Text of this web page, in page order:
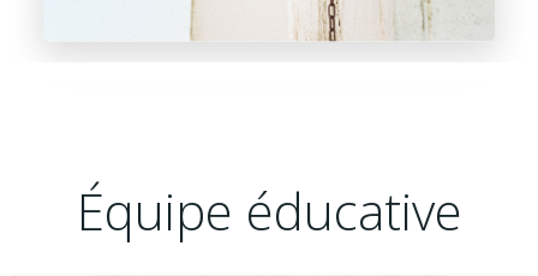
Équipe éducative